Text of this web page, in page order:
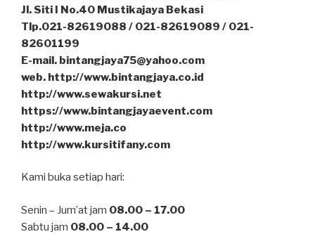
Jl. Siti I No.40 Mustikajaya Bekasi
Tlp.021-82619088 / 021-82619089 / 021-
82601199
E-mail. bintangjaya75@yahoo.com
web. http://www.bintangjaya.co.id
http://www.sewakursi.net
https://www.bintangjayaevent.com
http://www.meja.co
http://www.kursitifany.com
Kami buka setiap hari:
Senin – Jum’at jam 08.00 – 17.00
Sabtu jam 08.00 – 14.00